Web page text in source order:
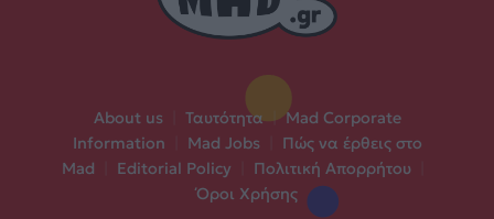
About us Ταυτότητα | Mad Corporate
Information
Mad Jobs
Πώς να έρθεις στο
Mad
Editorial Policy Πολιτική Απορρήτου
Όροι Χρήσης